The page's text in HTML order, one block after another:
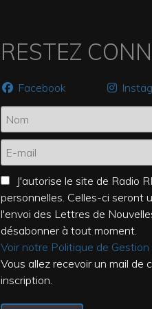
RESTEZ
Facebook
J'autorise le site de Radio
personnelles. Celles-ci seront
l'envoi des Lettres de
désabonner à tout moment.
Voir notre Politique de
Vous allez recevoir un mail de
inscription.